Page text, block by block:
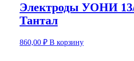
Электроды УОНИ
Тантал
860,00 ₽ В корзину